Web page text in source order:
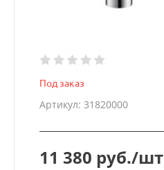
Под заказ
Артикул: 31820000
11 380 руб./шт